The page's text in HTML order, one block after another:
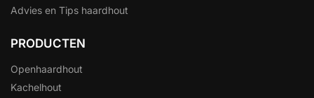
Advies en Tips haardhout
PRODUCTEN
Openhaardhout
Kachelhout